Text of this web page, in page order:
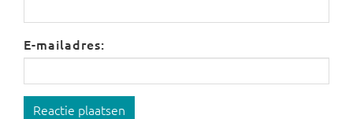
E-mailadres:
Reactie plaatsen